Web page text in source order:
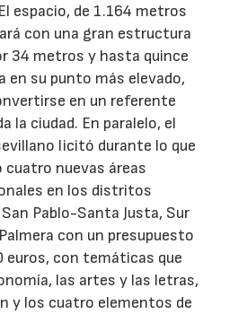
espacio, de 1.164 metros
con una gran estructura
34 metros y hasta quince
en su punto más elevado,
en un referente
la ciudad. En paralelo, el
licitó durante lo que
cuatro nuevas áreas
en los distritos
Pablo-Santa Justa, Sur
con un presupuesto
euros, con temáticas que
las artes y las letras,
y los cuatro elementos de